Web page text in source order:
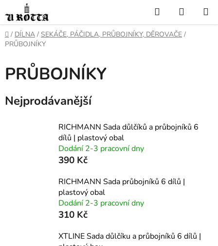
na
obsah
Hledat
KOŠÍK
DOMŮ
/ DÍLNA / SEKÁČE, PÁČIDLA, PRŮBOJNÍKY, DĚROVAČE /
PRŮBOJNÍKY
PRŮBOJNÍKY
Nejprodávanější
RICHMANN Sada důlčíků a průbojníků 6
dílů | plastový obal
Dodání 2-3 pracovní dny
390 Kč
RICHMANN Sada průbojníků 6 dílů |
plastový obal
Dodání 2-3 pracovní dny
310 Kč
XTLINE Sada důlčíku a průbojníků 6 dílů |